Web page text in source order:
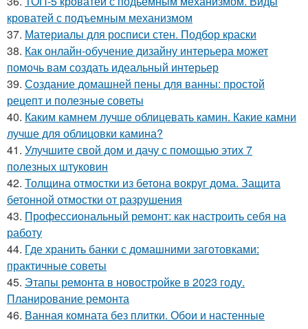
кроватей с подъемным механизмом
37. Материалы для росписи стен. Подбор краски
38. Как онлайн-обучение дизайну интерьера может
помочь вам создать идеальный интерьер
39. Создание домашней пены для ванны: простой
рецепт и полезные советы
40. Каким камнем лучше облицевать камин. Какие камни
лучше для облицовки камина?
41. Улучшите свой дом и дачу с помощью этих 7
полезных штуковин
42. Толщина отмостки из бетона вокруг дома. Защита
бетонной отмостки от разрушения
43. Профессиональный ремонт: как настроить себя на
работу
44. Где хранить банки с домашними заготовками:
практичные советы
45. Этапы ремонта в новостройке в 2023 году.
Планирование ремонта
46. Ванная комната без плитки. Обои и настенные